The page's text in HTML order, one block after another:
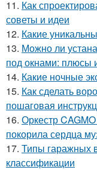
11. Как
советы и идеи
12. Какие
13. Можно ли
под окнами: плюсы
14. Какие ночные
15. Как сделать
пошаговая
16. Оркестр
покорила сердца
17. Типы гаражных
классификации